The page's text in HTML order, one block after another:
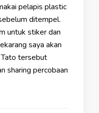
pelapis plastic
ditempel.
untuk stiker dan
saya akan
tersebut
sharing percobaan